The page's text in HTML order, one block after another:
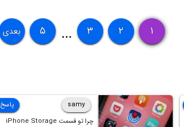
۱ ۲ ۳ ... ۵ بعدی
samy
چرا تو قسمت iPhone Storage
پاسخ